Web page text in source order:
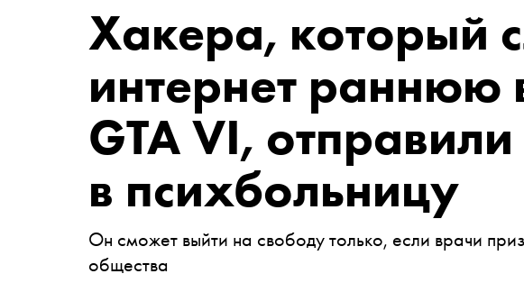
Хакера, который
интернет раннюю
GTA VI, отправили
в психбольницу
Он сможет выйти на свободу только, если врачи
общества